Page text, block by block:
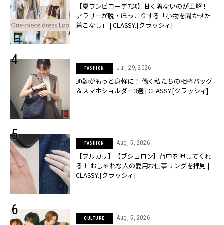
【夏ワンピコーデ7選】甘く着ないのが正解！
アラサーが脱・ほっこりする「小物を聞かせた
着こなし」 | CLASSY.[クラッシィ]
FASHION Jul, 29, 2026
通勤がもっと身軽に！ 働く私たちの相棒バッグ
＆スマホショルダー3選 | CLASSY.[クラッシィ]
FASHION Aug, 5, 2026
【ブルガリ】【ブシュロン】背中を押してくれ
る！ おしゃれな人の愛用お仕事リングを拝見 |
CLASSY.[クラッシィ]
CULTURE Aug, 5, 2026